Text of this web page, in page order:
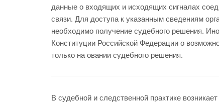
данные о входящих и исходящих сигналах
связи. Для доступа к указанным сведениям
необходимо получение судебного решения.
Конституции Российской Федерации о
только на овании судебного решения.
В судебной и следственной практике